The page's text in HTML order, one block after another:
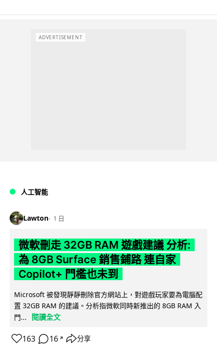
ADVERTISEMENT
人工智能
Lawton 1 日
微軟刪走 32GB RAM 遊戲建議 分析:
為 8GB Surface 銷售鋪路 連自家
Copilot+ 門檻也未到
Microsoft 被發現靜靜刪除官方網站上，對遊戲玩家要為電腦配
置 32GB RAM 的建議。分析指微軟同時新推出的 8GB RAM 入
門...
閱讀全文
163 16 ↗ 分享